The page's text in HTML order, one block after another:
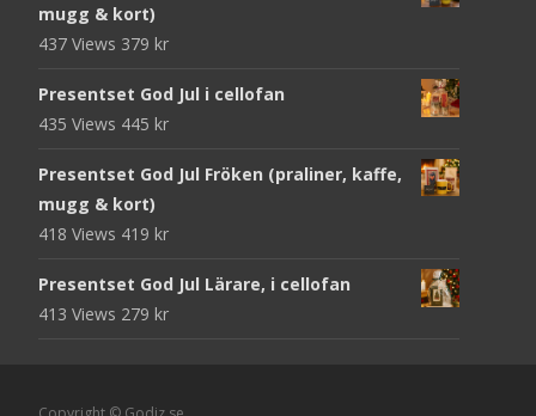
mugg & kort)
437 Views 379 kr
Presentset God Jul i cellofan
435 Views 445 kr
Presentset God Jul Fröken (praliner, kaffe,
mugg & kort)
418 Views 419 kr
Presentset God Jul Lärare, i cellofan
413 Views 279 kr